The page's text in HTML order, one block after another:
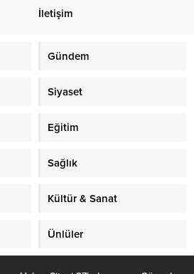
İletişim
Gündem
Siyaset
Eğitim
Sağlık
Kültür & Sanat
Ünlüler